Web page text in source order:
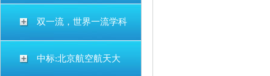
双一流，世界一流学科
中标:北京航空航天大